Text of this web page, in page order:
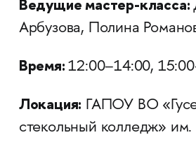
Ведущие мастер-класса:
Арбузова, Полина
Время:12:00–14:00,
Локация: ГАПОУ ВО
стекольный колледж» им.